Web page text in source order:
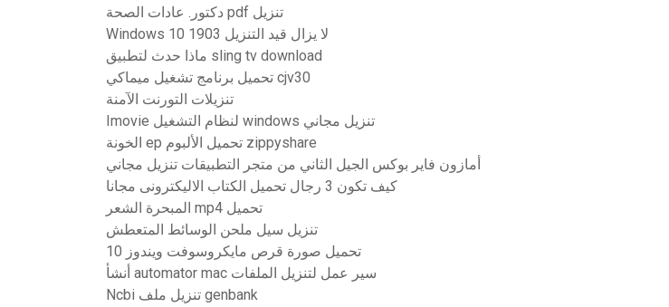
دكتور. عادات الصحة pdf تنزيل
Windows 10 1903 لا يزال قيد التنزيل
ماذا حدث لتطبيق sling tv download
تحميل برنامج تشغيل ميماكي cjv30
تنزيلات التورنت الآمنة
Imovie لنظام التشغيل windows تنزيل مجاني
الخونة ep تحميل الألبوم zippyshare
أمازون فاير بوكس ​​الجيل الثاني من متجر التطبيقات تنزيل مجاني
كيف تكون 3 رجال تحميل الكتاب الاليكترونى مجانا
المبحرة الشعر mp4 تحميل
تنزيل سيل ملحن الوسائط المتعطش
تحميل صورة قرص مايكروسوفت ويندوز 10
أنشأ automator mac سير عمل لتنزيل الملفات
Ncbi تنزيل ملف genbank